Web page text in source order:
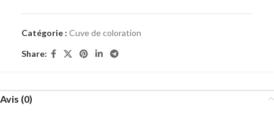
Catégorie : Cuve de coloration
Share:
Avis (0)